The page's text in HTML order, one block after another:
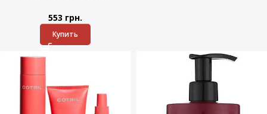
553 грн.
Купить